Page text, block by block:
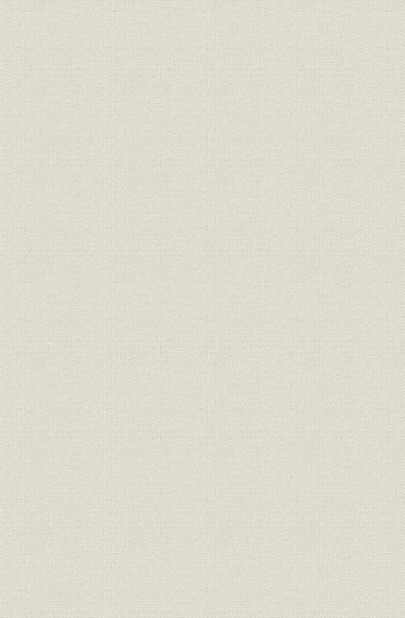
経営
国民生命設立以降の当社発展状
況
昭和22年
年度(1965
事業所 本社ビル(北館9~11階増築後) 昭和40年
資産;資金
[生保会社の資産運用・貸付によ
って]日本住宅公団が開発した
「香里団地」(大阪府)
[昭和30年
事業所
昭和40年代の東京総局(四谷ビ
ル)
[昭和41年
催し 保有8兆完成祝賀会 [昭和45年
経営 躍進第1次5年計画達成状況 昭和45年
商品;広告宣伝
「ワイド働きざかりの保険」パ
ンフレット
[昭和47年
商品;広告宣伝
[逓増年金収入保障保険]「ふえる
年金 家庭安心プラン」パンフレ
ット
[昭和50年
経営
「躍進第2次5年計画―後半3年
計画」の基本目標達成状況
昭和50年
ロゴマーク
[従来の基盤(法人、代理店、既
契約のお客さま)に加え、「地
域」を新たな活動基盤として確
保する]「クローバー運動」のシ
ンボルマーク
[昭和52年
ロゴマーク
「拡充強化3か年計画」最終年
度ガンバルマーク
[昭和53年